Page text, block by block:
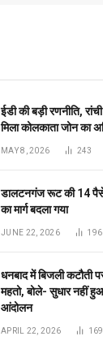
ईडी की बड़ी रणनीति,
मिला कोलकाता जोन का
MAY 8, 2026 243
डालटनगंज रूट की 14
का मार्ग बदला गया
JUNE 22, 2026 196
धनबाद में बिजली कटौती
महतो, बोले- सुधार नहीं
आंदोलन
APRIL 22, 2026 169